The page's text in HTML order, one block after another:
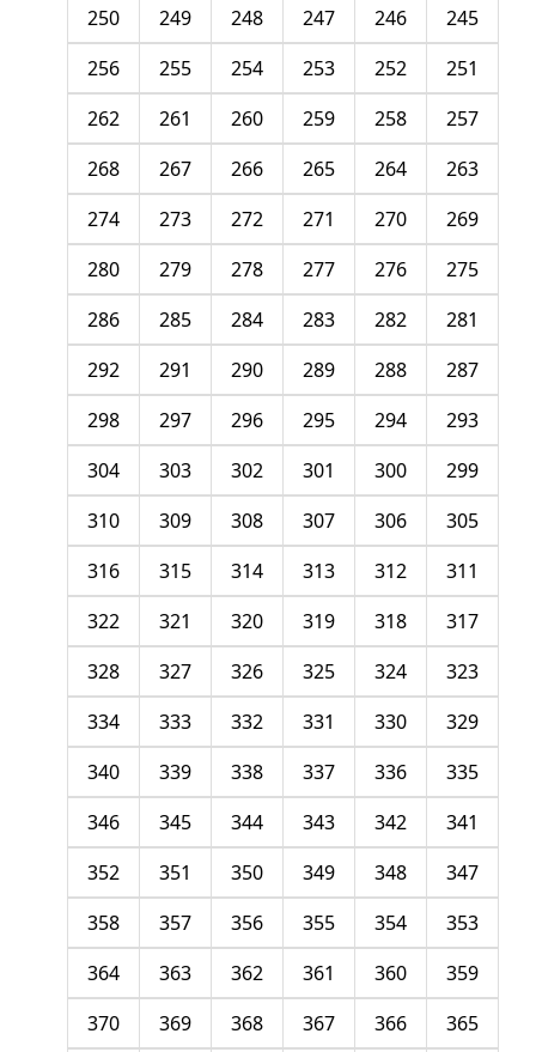
245
246
247
248
249
250
251
252
253
254
255
256
257
258
259
260
261
262
263
264
265
266
267
268
269
270
271
272
273
274
275
276
277
278
279
280
281
282
283
284
285
286
287
288
289
290
291
292
293
294
295
296
297
298
299
300
301
302
303
304
305
306
307
308
309
310
311
312
313
314
315
316
317
318
319
320
321
322
323
324
325
326
327
328
329
330
331
332
333
334
335
336
337
338
339
340
341
342
343
344
345
346
347
348
349
350
351
352
353
354
355
356
357
358
359
360
361
362
363
364
365
366
367
368
369
370